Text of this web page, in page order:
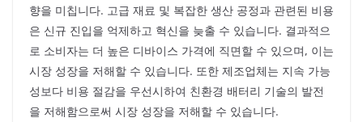
향을 미칩니다. 고급 재료 및 복잡한 생산 공정과 관련된 비용
은 신규 진입을 억제하고 혁신을 늦출 수 있습니다. 결과적으
로 소비자는 더 높은 디바이스 가격에 직면할 수 있으며, 이는
시장 성장을 저해할 수 있습니다. 또한 제조업체는 지속 가능
성보다 비용 절감을 우선시하여 친환경 배터리 기술의 발전
을 저해함으로써 시장 성장을 저해할 수 있습니다.